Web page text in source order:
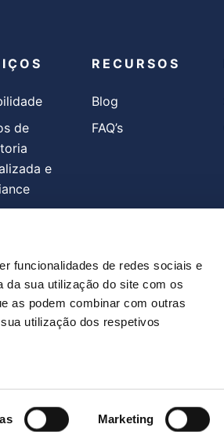
funcionalidades de redes sociais e
da sua utilização do site com os
as podem combinar com outras
utilização dos respetivos
Marketing
de
e
RECURSOS
Blog
FAQ’s